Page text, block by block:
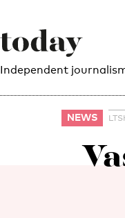
Independent
NEWS